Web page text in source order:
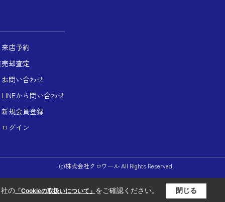
来店予約
売却査定
お問い合わせ
LINEから問い合わせ
新規会員登録
ログイン
(c)株式会社クロワール All Rights Reserved.
の「Cookieの取扱いについて」 をご確認ください。 閉じる